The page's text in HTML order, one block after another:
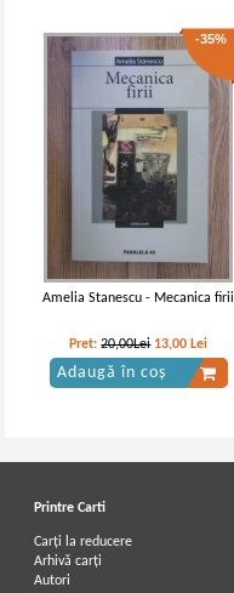
Mihai Eminescu - Poezii
IN STOC
Adaugă în coș
-20%
-35%
Amelia Stanescu - Mecanica firii
Pret:20,00Lei 13,00 Lei
Adaugă în coș
Printre Carti
Carți la reducere
Arhivă carți
Autori